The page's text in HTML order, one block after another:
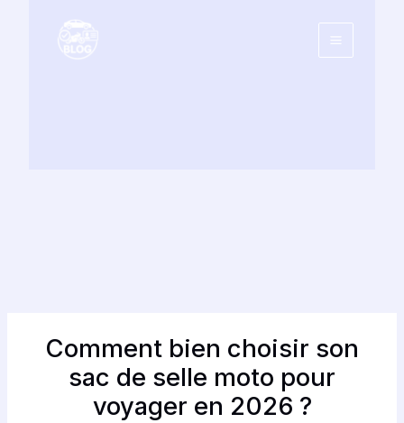
Comment bien choisir son
sac de selle moto pour
voyager en 2026 ?